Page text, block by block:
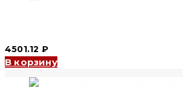
4501.12 ₽
В корзину